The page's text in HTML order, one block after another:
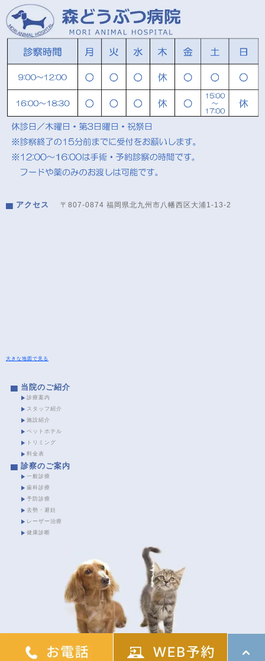
アクセス 〒807-0874 福岡県北九州市八幡西区大浦1-13-2
大きな地図で見る
当院のご紹介
診療案内
スタッフ紹介
施設紹介
ペットホテル
トリミング
料金表
診察のご案内
一般診療
歯科診療
予防診療
去勢・避妊
レーザー治療
健康診断
Copyright (C) 森どうぶつ病院 ALL Rights Reserved.